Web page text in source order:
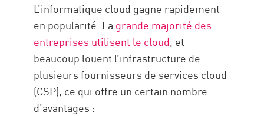
L’informatique cloud gagne rapidement
en popularité. La grande majorité des
entreprises utilisent le cloud, et
beaucoup louent l’infrastructure de
plusieurs fournisseurs de services cloud
(CSP), ce qui offre un certain nombre
d’avantages :